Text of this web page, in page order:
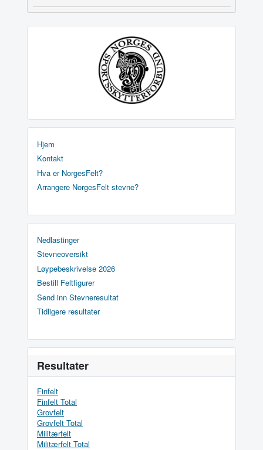
Hjem
Kontakt
Hva er NorgesFelt?
Arrangere NorgesFelt stevne?
Nedlastinger
Stevneoversikt
Løypebeskrivelse 2026
Bestill Feltfigurer
Send inn Stevneresultat
Tidligere resultater
Resultater
Finfelt
Finfelt Total
Grovfelt
Grovfelt Total
Militærfelt
Militærfelt Total